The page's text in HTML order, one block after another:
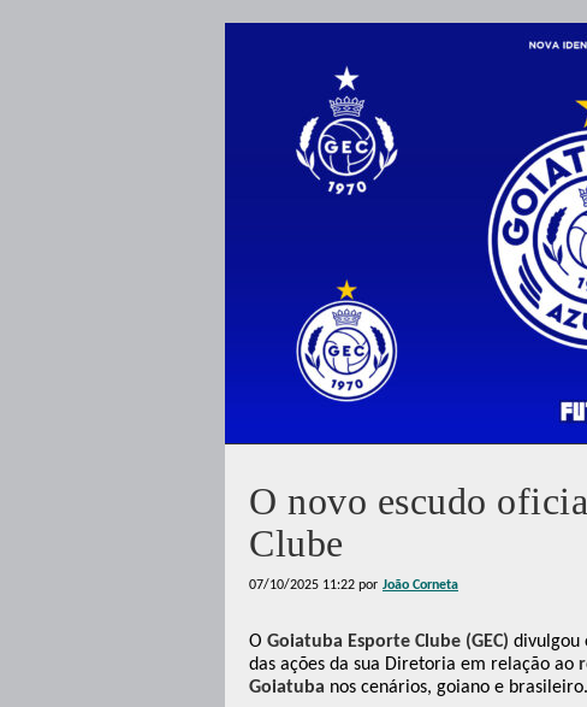
O novo escudo
Clube
07/10/2025 11:22 por João Corneta
O Goiatuba Esporte Clube (GEC) divulgou
das ações da sua Diretoria em relação ao
Goiatuba nos cenários, goiano e brasileiro.